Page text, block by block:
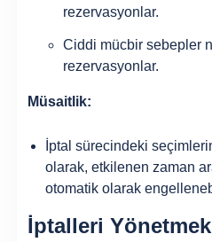
rezervasyonlar.
Ciddi mücbir sebepler
rezervasyonlar.
Müsaitlik:
İptal sürecindeki
olarak, etkilenen zaman
otomatik olarak
İptalleri